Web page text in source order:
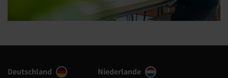
Deutschland Niederlande